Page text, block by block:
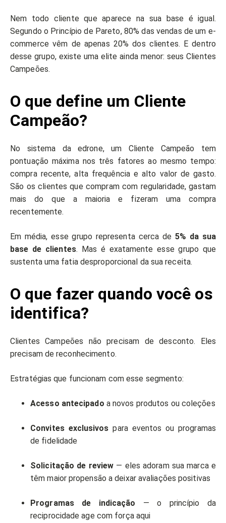
Nem todo cliente que aparece na sua base é igual.
Segundo o Princípio de Pareto, 80% das vendas de um e-
commerce vêm de apenas 20% dos clientes. E dentro
desse grupo, existe uma elite ainda menor: seus Clientes
Campeões.
O que define um Cliente
Campeão?
No sistema da edrone, um Cliente Campeão tem
pontuação máxima nos três fatores ao mesmo tempo:
compra recente, alta frequência e alto valor de gasto.
São os clientes que compram com regularidade, gastam
mais do que a maioria e fizeram uma compra
recentemente.
Em média, esse grupo representa cerca de 5% da sua
base de clientes. Mas é exatamente esse grupo que
sustenta uma fatia desproporcional da sua receita.
O que fazer quando você os
identifica?
Clientes Campeões não precisam de desconto. Eles
precisam de reconhecimento.
Estratégias que funcionam com esse segmento:
Acesso antecipado a novos produtos ou coleções
Convites exclusivos para eventos ou programas
de fidelidade
Solicitação de review — eles adoram sua marca e
têm maior propensão a deixar avaliações positivas
Programas de indicação — o princípio da
reciprocidade age com força aqui